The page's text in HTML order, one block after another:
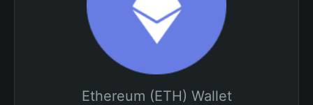
Ethereum (ETH) Wallet